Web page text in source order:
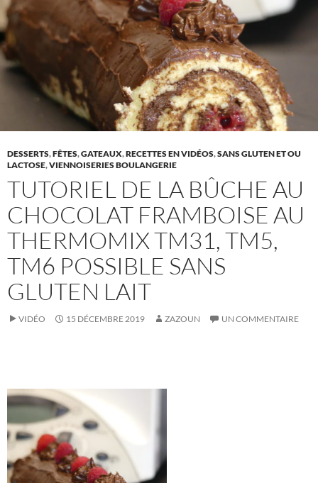
DESSERTS,FÊTES,GATEAUX,RECETTES EN VIDÉOS,SANS GLUTEN ET OU
LACTOSE,VIENNOISERIES BOULANGERIE
TUTORIEL DE LA BÛCHE AU
CHOCOLAT FRAMBOISE AU
THERMOMIX TM31, TM5,
TM6 POSSIBLE SANS
GLUTEN LAIT
VIDÉO 15 DÉCEMBRE 2019 ZAZOUN UN COMMENTAIRE